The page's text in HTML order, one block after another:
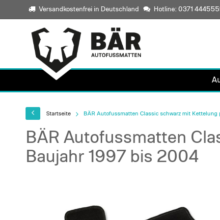
Versandkostenfrei in Deutschland Hotline: 0371
Startseite BÄR Autofussmatten Classic schwarz mit
BÄR Autofussmatten
Baujahr 1997 bis 2004